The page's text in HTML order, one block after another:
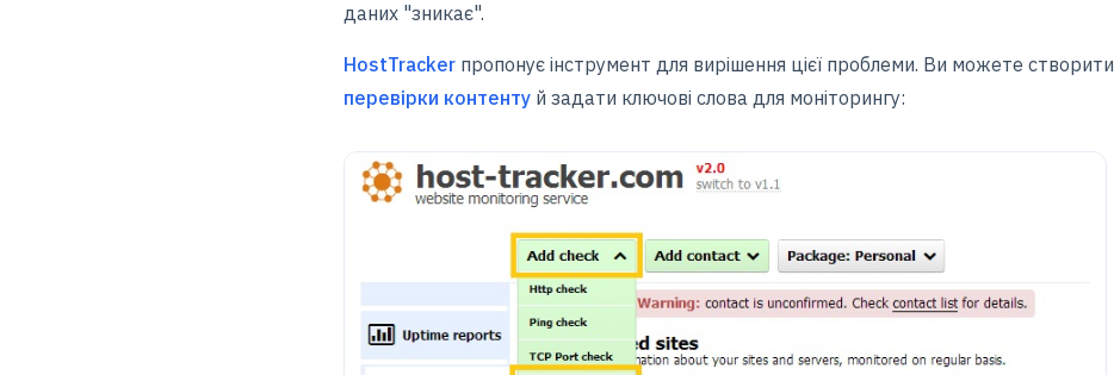
даних "зникає".
HostTracker пропонує інструмент для вирішення цієї проблеми. Ви можете створити
перевірки контенту й задати ключові слова для моніторингу: